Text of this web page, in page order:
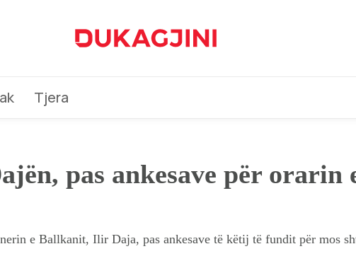
Tjera
pas ankesave për orarin
e Ballkanit, Ilir Daja, pas ankesave të këtij të fundit për mos